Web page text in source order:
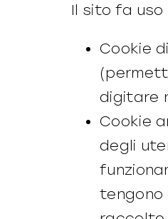
Il sito fa uso
Cookie
digitare
Cookie
degli
tengono